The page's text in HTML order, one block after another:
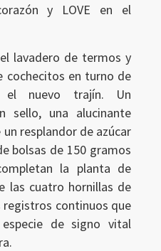
y LOVE en el
lavadero de termos y
cochecitos en turno de
el nuevo trajín. Un
sello, una alucinante
resplandor de azúcar
bolsas de 150 gramos
la planta de
las cuatro hornillas de
registros continuos que
de signo vital